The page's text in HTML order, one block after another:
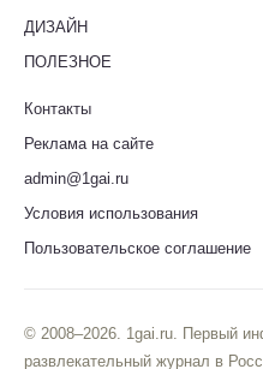
ДИЗАЙН
ПОЛЕЗНОЕ
Контакты
Реклама на сайте
admin@1gai.ru
Условия использования
Пользовательское соглашение
© 2008–2026. 1gai.ru. Первый
развлекательный журнал в